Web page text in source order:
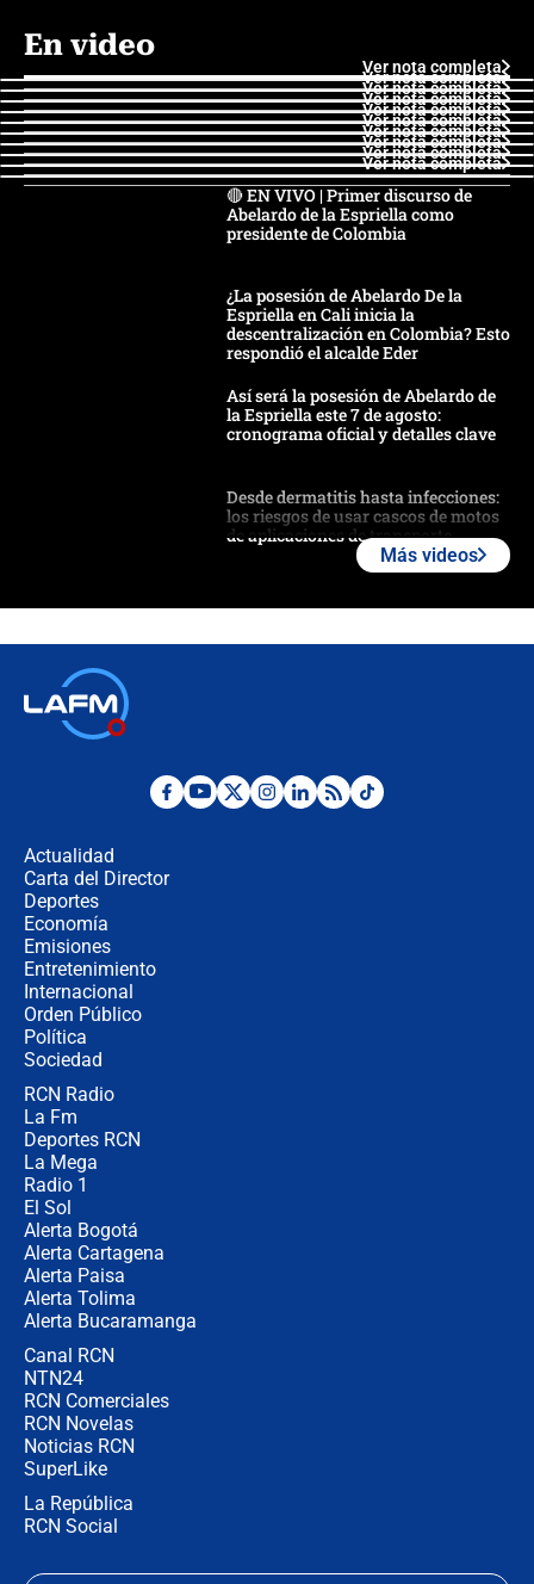
En video
Ver nota completa
Ver nota completa
Ver nota completa
Ver nota completa
Ver nota completa
Ver nota completa
Ver nota completa
Ver nota completa
Ver nota completa
Ver nota completa
🔴 EN VIVO | Primer discurso de
Abelardo de la Espriella como
presidente de Colombia
¿La posesión de Abelardo De la
Espriella en Cali inicia la
descentralización en Colombia? Esto
respondió el alcalde Eder
Así será la posesión de Abelardo de
la Espriella este 7 de agosto:
cronograma oficial y detalles clave
Desde dermatitis hasta infecciones:
los riesgos de usar cascos de motos
de aplicaciones de transporte
celular? Requisitos, pasos y
Posesión de Abelardo De La Espriella
Más videos
Actualidad
Carta del Director
Deportes
Economía
Emisiones
Entretenimiento
Internacional
Orden Público
Política
Sociedad
RCN Radio
La Fm
Deportes RCN
La Mega
Radio 1
El Sol
Alerta Bogotá
Alerta Cartagena
Alerta Paisa
Alerta Tolima
Alerta Bucaramanga
Canal RCN
NTN24
RCN Comerciales
RCN Novelas
Noticias RCN
SuperLike
La República
RCN Social